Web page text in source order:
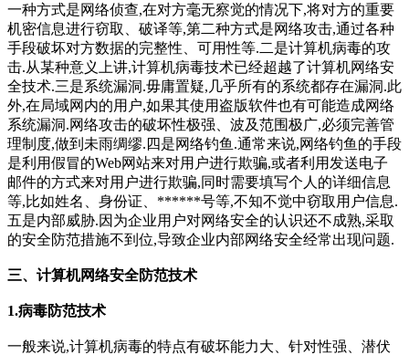
一种方式是网络侦查,在对方毫无察觉的情况下,将对方的重要
机密信息进行窃取、破译等,第二种方式是网络攻击,通过各种
手段破坏对方数据的完整性、可用性等.二是计算机病毒的攻
击.从某种意义上讲,计算机病毒技术已经超越了计算机网络安
全技术.三是系统漏洞.毋庸置疑,几乎所有的系统都存在漏洞.此
外,在局域网内的用户,如果其使用盗版软件也有可能造成网络
系统漏洞.网络攻击的破坏性极强、波及范围极广,必须完善管
理制度,做到未雨绸缪.四是网络钓鱼.通常来说,网络钓鱼的手段
是利用假冒的Web网站来对用户进行欺骗,或者利用发送电子
邮件的方式来对用户进行欺骗,同时需要填写个人的详细信息
等,比如姓名、身份证、******号等,不知不觉中窃取用户信息.
五是内部威胁.因为企业用户对网络安全的认识还不成熟,采取
的安全防范措施不到位,导致企业内部网络安全经常出现问题.
三、计算机网络安全防范技术
1.病毒防范技术
一般来说,计算机病毒的特点有破坏能力大、针对性强、潜伏